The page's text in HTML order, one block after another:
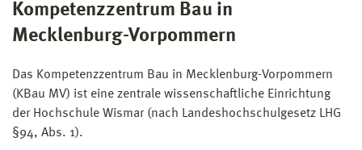
Kompetenzzentrum Bau in
Mecklenburg-Vorpommern
Das Kompetenzzentrum Bau in Mecklenburg-Vorpommern
(KBau MV) ist eine zentrale wissenschaftliche Einrichtung
der Hochschule Wismar (nach Landeshochschulgesetz LHG
§94, Abs. 1).